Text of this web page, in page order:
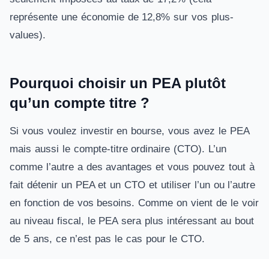
représente une économie de 12,8% sur vos plus-
values).
Pourquoi choisir un PEA plutôt
qu’un compte titre ?
Si vous voulez investir en bourse, vous avez le PEA
mais aussi le compte-titre ordinaire (CTO). L’un
comme l’autre a des avantages et vous pouvez tout à
fait détenir un PEA et un CTO et utiliser l’un ou l’autre
en fonction de vos besoins. Comme on vient de le voir
au niveau fiscal, le PEA sera plus intéressant au bout
de 5 ans, ce n’est pas le cas pour le CTO.